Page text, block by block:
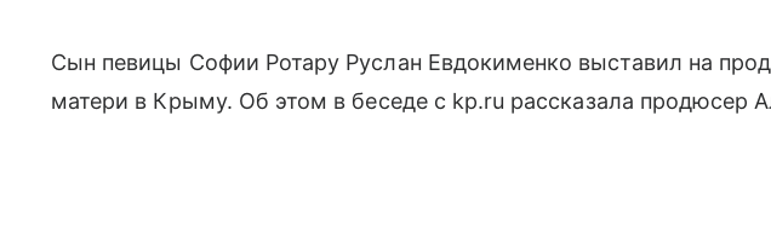
Сын певицы Софии Ротару Руслан Евдокименко выставил на
матери в Крыму. Об этом в беседе с kp.ru рассказала продюсер